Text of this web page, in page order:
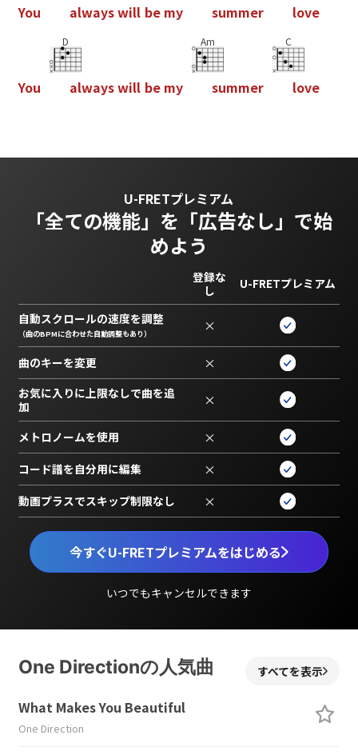
You alwayswill be my summer love
You
D
alwayswill be my
Am
summer
C
love
U-FRETプレミアム
「全ての機能」を 「広告なし」で始
めよう
今すぐU-FRETプレミアムをはじめる
いつでもキャンセルできます
登録な
し
U-FRETプレミアム
自動スクロールの速度を調整
（曲のBPMに合わせた自動調整もあり） ×
曲のキーを変更 ×
お気に入りに上限なしで曲を追
加
×
メトロノームを使用 ×
コード譜を自分用に編集 ×
動画プラスでスキップ制限なし ×
One Directionの人気曲 すべてを表示
What Makes You Beautiful
One Direction